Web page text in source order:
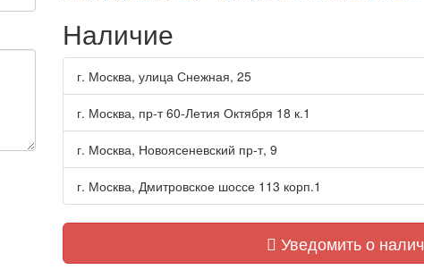
Наличие
г. Москва, улица Снежная, 25
г. Москва, пр-т 60-Летия Октября 18 к.1
г. Москва, Новоясеневский пр-т, 9
г. Москва, Дмитровское шоссе 113 корп.1
Уведомить о